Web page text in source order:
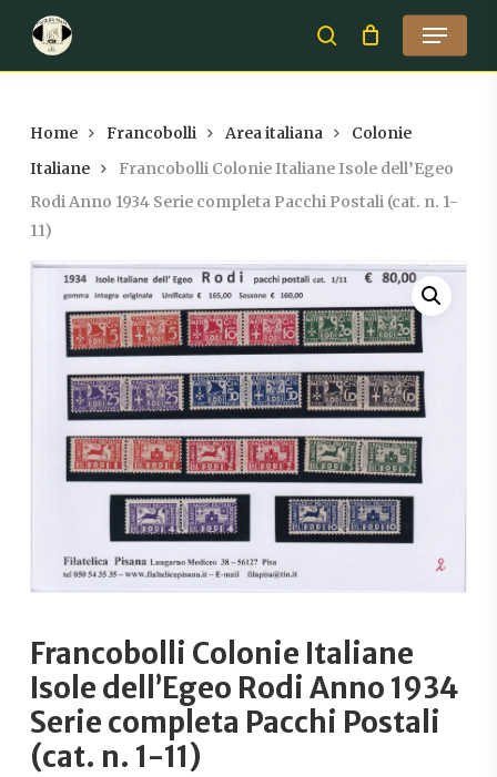
main
search
Menu
Home Francobolli Area italiana
Colonie
Italiane
Francobolli Colonie Italiane Isole dell’Egeo
Rodi Anno 1934 Serie completa Pacchi Postali (cat. n. 1-
11)
Francobolli Colonie Italiane
Isole dell’Egeo Rodi Anno 1934
Serie completa Pacchi Postali
(cat. n. 1-11)
Close